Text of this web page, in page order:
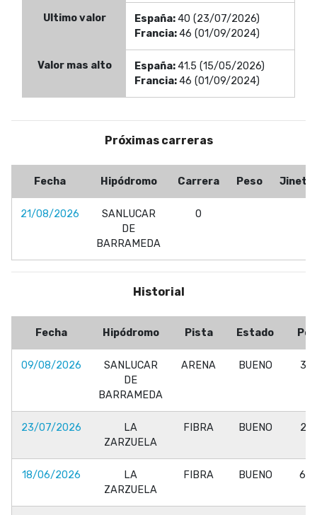
Ultimo valor España:40 (23/07/2026)
Francia:46 (01/09/2024)
Valor mas alto España:41.5 (15/05/2026)
Francia:46 (01/09/2024)
Próximas carreras
Fecha Hipódromo Carrera Peso Jinete
21/08/2026
SANLUCAR
DE
BARRAMEDA
0
Historial
Fecha Hipódromo Pista Estado
09/08/2026
SANLUCAR
DE
BARRAMEDA
ARENA BUENO 3/6
23/07/2026
LA
ZARZUELA
FIBRA BUENO 2/4
18/06/2026
LA
ZARZUELA
FIBRA BUENO 6/8